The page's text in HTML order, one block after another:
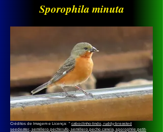
Sporophila minuta
Créditos de Imagem e Licença: " caboclinho-lindo, ruddy-breasted
seedeater, semillero pechirrufo, semillero pecho canela, sporophile petit-